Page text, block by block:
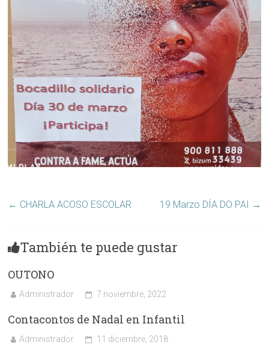
← CHARLA ACOSO ESCOLAR 19 Marzo DÍA DO PAI →
También te puede gustar
OUTONO
Administrador 7 noviembre, 2022
Contacontos de Nadal en Infantil
Administrador 11 diciembre, 2018